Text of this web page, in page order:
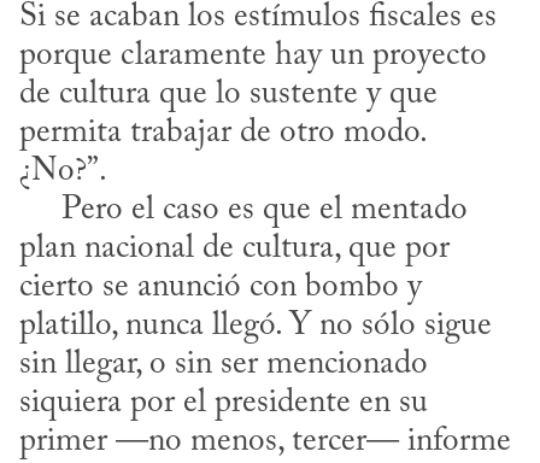
Si se acaban los estímulos fiscales es
porque claramente hay un proyecto
de cultura que lo sustente y que
permita trabajar de otro modo.
¿No?”.
plan nacional de cultura, que por
cierto se anunció con bombo y
platillo, nunca llegó. Y no sólo sigue
sin llegar, o sin ser mencionado
siquiera por el presidente en su
primer —no menos, tercer— informe